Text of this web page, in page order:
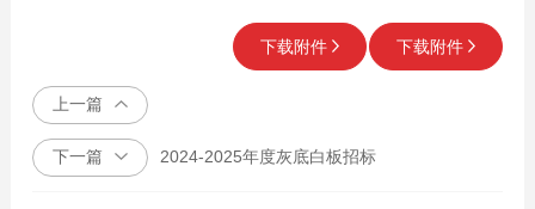
下载附件 下载附件
上一篇
下一篇 2024-2025年度灰底白板招标